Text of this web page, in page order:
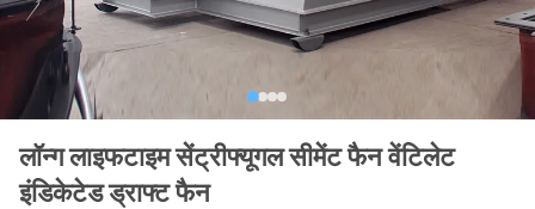
लॉन्ग लाइफटाइम सेंट्रीफ्यूगल सीमेंट फैन वेंटिलेट
इंडिकेटेड ड्राफ्ट फैन